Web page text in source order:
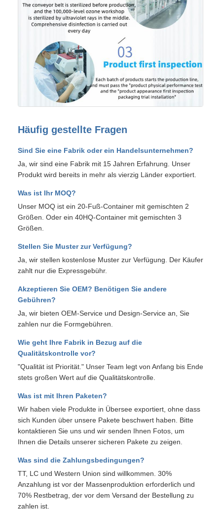
Häufig gestellte Fragen
Sind Sie eine Fabrik oder ein Handelsunternehmen?
Ja, wir sind eine Fabrik mit 15 Jahren Erfahrung. Unser
Produkt wird bereits in mehr als vierzig Länder exportiert.
Was ist Ihr MOQ?
Unser MOQ ist ein 20-Fuß-Container mit gemischten 2
Größen. Oder ein 40HQ-Container mit gemischten 3
Größen.
Stellen Sie Muster zur Verfügung?
Ja, wir stellen kostenlose Muster zur Verfügung. Der Käufer
zahlt nur die Expressgebühr.
Akzeptieren Sie OEM? Benötigen Sie andere
Gebühren?
Ja, wir bieten OEM-Service und Design-Service an, Sie
zahlen nur die Formgebühren.
Wie geht Ihre Fabrik in Bezug auf die
Qualitätskontrolle vor?
"Qualität ist Priorität." Unser Team legt von Anfang bis Ende
stets großen Wert auf die Qualitätskontrolle.
Was ist mit Ihren Paketen?
Wir haben viele Produkte in Übersee exportiert, ohne dass
sich Kunden über unsere Pakete beschwert haben. Bitte
kontaktieren Sie uns und wir senden Ihnen Fotos, um
Ihnen die Details unserer sicheren Pakete zu zeigen.
Was sind die Zahlungsbedingungen?
TT, LC und Western Union sind willkommen. 30%
Anzahlung ist vor der Massenproduktion erforderlich und
70% Restbetrag, der vor dem Versand der Bestellung zu
zahlen ist.